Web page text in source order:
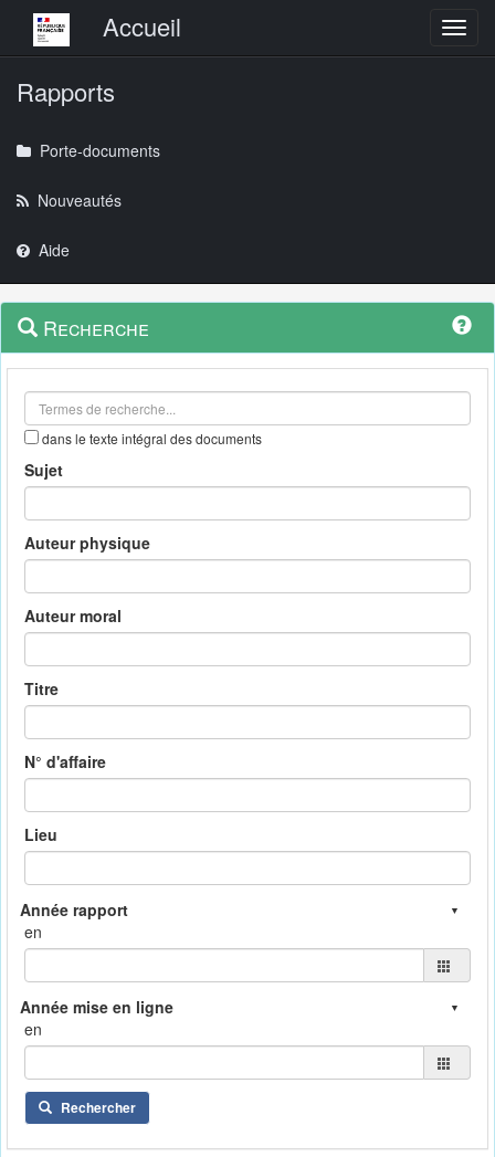
Menu principalAccueil
Rapports
Porte-documents
Nouveautés
Aide
Navigation
outils
Menu
contextuel
Recherche
dans le texte intégral des documents
Sujet
Auteur physique
Auteur moral
Titre
N° d'affaire
Lieu
en
en
Rechercher